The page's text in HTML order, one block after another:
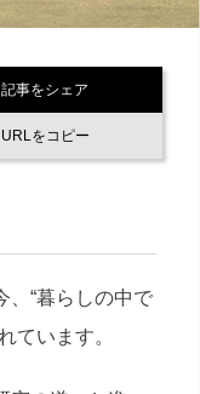
記事をシェア
URLをコピー
、“暮らしの中で
ています。